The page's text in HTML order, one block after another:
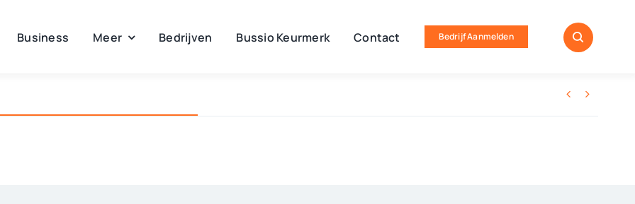
Business Meer Bedrijven Bussio Keurmerk Contact Bedrijf Aanmelden
 